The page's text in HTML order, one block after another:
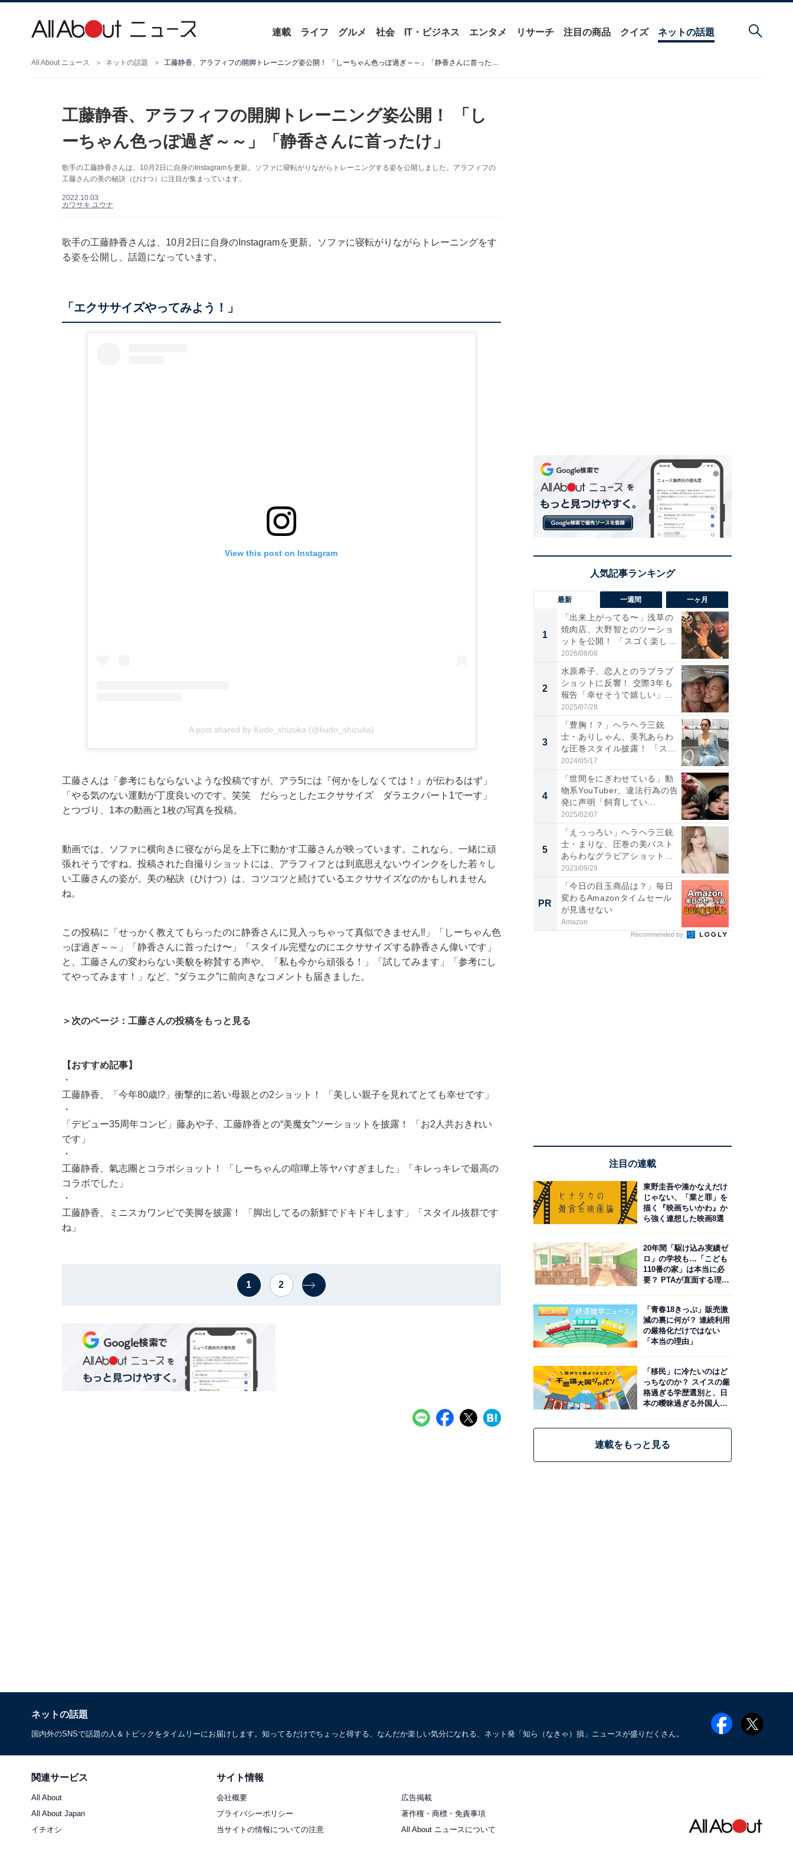
連載 ライフ グルメ 社会 IT・ビジネス エンタメ リサーチ 注目の商品 クイズ ネットの話題
All About ニュース ネットの話題 工藤静香、アラフィフの開脚トレーニング姿公開！ 「しーちゃん色っぽ過ぎ～～」「静香さんに首ったけ」
工藤静香、アラフィフの開脚トレーニング姿公開！ 「し
ーちゃん色っぽ過ぎ～～」「静香さんに首ったけ」
歌手の工藤静香さんは、10月2日に自身のInstagramを更新。ソファに寝転がりながらトレーニングする姿を公開しました。アラフィフの
工藤さんの美の秘訣（ひけつ）に注目が集まっています。
2022.10.03
カワサキ ユウナ
歌手の工藤静香さんは、10月2日に自身のInstagramを更新。ソファに寝転がりながらトレーニングをす
る姿を公開し、話題になっています。
「エクササイズやってみよう！」
View this post on Instagram
A post shared by Kudo_shizuka (@kudo_shizuka)
工藤さんは「参考にもならないような投稿ですが、アラ5には『何かをしなくては！』が伝わるはず」
「やる気のない運動が丁度良いのです。笑笑 だらっとしたエクササイズ ダラエクパート1でーす」
とつづり、1本の動画と1枚の写真を投稿。
動画では、ソファに横向きに寝ながら足を上下に動かす工藤さんが映っています。これなら、一緒に頑
張れそうですね。投稿された自撮りショットには、アラフィフとは到底思えないウインクをした若々し
い工藤さんの姿が。美の秘訣（ひけつ）は、コツコツと続けているエクササイズなのかもしれません
ね。
この投稿に「せっかく教えてもらったのに静香さんに見入っちゃって真似できません‼️」「しーちゃん色
っぽ過ぎ～～」「静香さんに首ったけ〜」「スタイル完璧なのにエクササイズする静香さん偉いです」
と、工藤さんの変わらない美貌を称賛する声や、「私も今から頑張る！」「試してみます」「参考にし
てやってみます！」など、“ダラエク”に前向きなコメントも届きました。
＞次のページ：工藤さんの投稿をもっと見る
【おすすめ記事】
・
工藤静香、「今年80歳!?」衝撃的に若い母親との2ショット！ 「美しい親子を見れてとても幸せです」
・
「デビュー35周年コンビ」藤あや子、工藤静香との“美魔女”ツーショットを披露！ 「お2人共おきれい
です」
・
工藤静香、氣志團とコラボショット！ 「しーちゃんの喧嘩上等ヤバすぎました」「キレっキレで最高の
コラボでした」
・
工藤静香、ミニスカワンピで美脚を披露！ 「脚出してるの新鮮でドキドキします」「スタイル抜群です
ね」
1 2
最新 一週間 一ヶ月
1
「出来上がってる〜」浅草の
焼肉店、大野智とのツーショ
ットを公開！ 「スゴく楽し
そ...
2026/08/08
2
水原希子、恋人とのラブラブ
ショットに反響！ 交際3年も
報告「幸せそうで嬉しい」
「...
2025/07/28
3
「豊胸！？」ヘラヘラ三銃
士・ありしゃん、美乳あらわ
な圧巻スタイル披露！ 「スタ
イ...
2024/05/17
4
「世間をにぎわせている」動
物系YouTuber、違法行為の告
発に声明「飼育してい...
2025/02/07
5
「えっっろい」ヘラヘラ三銃
士・まりな、圧巻の美バスト
あらわなグラビアショット公
開...
2023/09/29
PR
「今日の目玉商品は？」毎日
変わるAmazonタイムセール
が見逃せない
Amazon
Recommended by
注目の連載
東野圭吾や湊かなえだけ
じゃない、「業と罪」を
描く『映画ちいかわ』か
ら強く連想した映画8選
20年間「駆け込み実績ゼ
ロ」の学校も…「こども
110番の家」は本当に必
要？ PTAが直面する理想
「青春18きっぷ」販売激
減の裏に何が？ 連続利用
の厳格化だけではない
「本当の理由」
「移民」に冷たいのはど
っちなのか？ スイスの厳
格過ぎる学歴選別と、日
本の曖昧過ぎる外国人政
連載をもっと見る
ネットの話題
国内外のSNSで話題の人＆トピックをタイムリーにお届けします。知ってるだけでちょっと得する、なんだか楽しい気分になれる、ネット発「知ら（なきゃ）損」ニュースが盛りだくさん。
関連サービス
All About
All About Japan
イチオシ
サイト情報
会社概要
広告掲載
プライバシーポリシー
著作権・商標・免責事項
当サイトの情報についての注意
All About ニュースについて